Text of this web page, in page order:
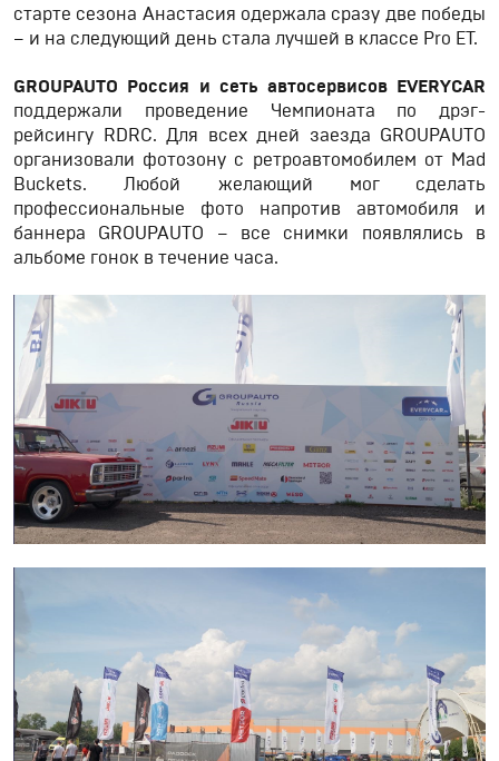
старте сезона Анастасия одержала сразу две победы
– и на следующий день стала лучшей в классе Pro ET.
GROUPAUTO Россия и сеть автосервисов EVERYCAR
поддержали проведение Чемпионата по дрэг-
рейсингу RDRC. Для всех дней заезда GROUPAUTO
организовали фотозону с ретроавтомобилем от Mad
Buckets. Любой желающий мог сделать
профессиональные фото напротив автомобиля и
баннера GROUPAUTO – все снимки появлялись в
альбоме гонок в течение часа.